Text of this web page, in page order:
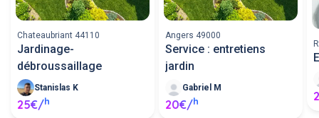
Chateaubriant 44110
Jardinage-
débroussaillage
Stanislas K
25€/h
Angers 49000
Service : entretiens
jardin
Gabriel M
20€/h